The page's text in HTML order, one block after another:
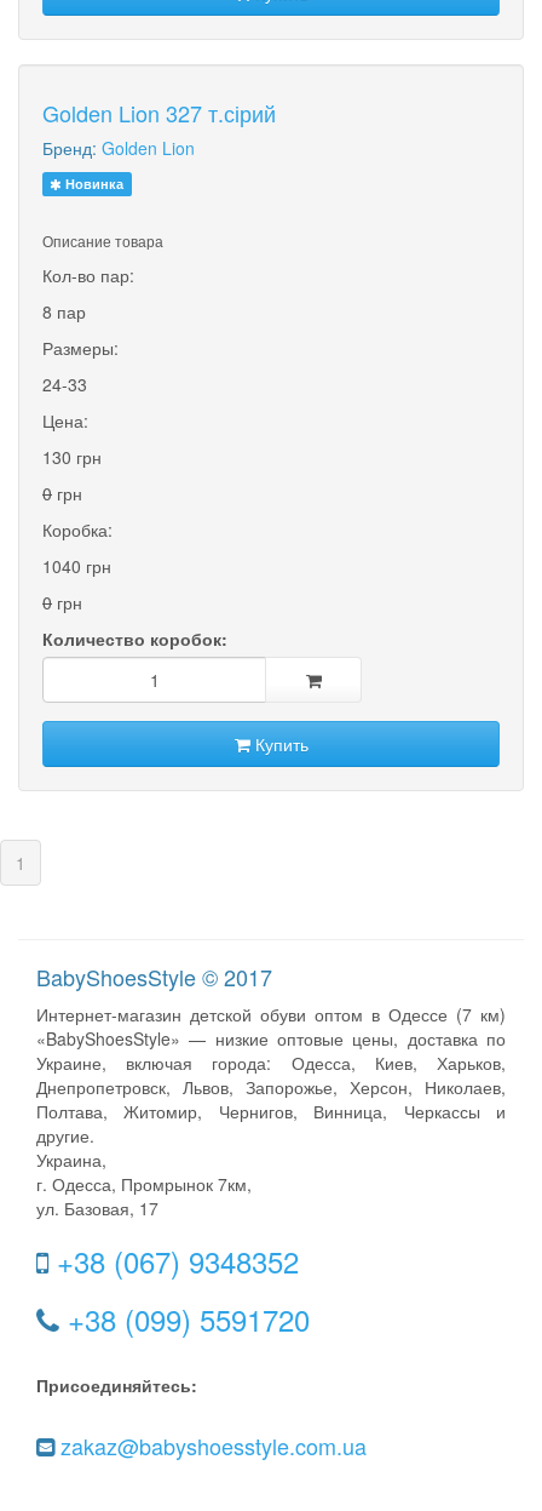
Golden Lion 327 т.сірий
Бренд: Golden Lion
Новинка
Описание товара
Кол-во пар:
8 пар
Размеры:
24-33
Цена:
130 грн
0 грн
Коробка:
1040 грн
0 грн
Количество коробок:
Купить
1
BabyShoesStyle © 2017
Интернет-магазин детской обуви оптом в Одессе (7 км)
«BabyShoesStyle» — низкие оптовые цены, доставка по
Украине, включая города: Одесса, Киев, Харьков,
Днепропетровск, Львов, Запорожье, Херсон, Николаев,
Полтава, Житомир, Чернигов, Винница, Черкассы и
другие.
Украина,
г. Одесса, Промрынок 7км,
ул. Базовая, 17
+38 (067) 9348352
+38 (099) 5591720
Присоединяйтесь:
zakaz@babyshoesstyle.com.ua